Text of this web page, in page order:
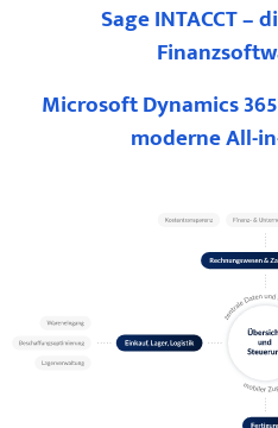
Sage INTACCT –
Microsoft Dynamics
moderne All-